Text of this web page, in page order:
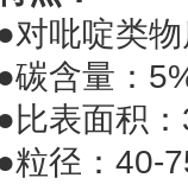
对吡啶类
碳含量：
比表面积
粒径：40-